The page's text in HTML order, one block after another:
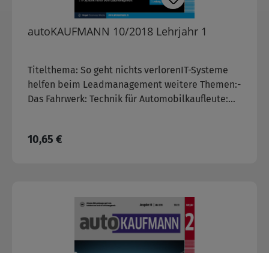
autoKAUFMANN 10/2018 Lehrjahr 1
Titelthema: So geht nichts verlorenIT-Systeme
helfen beim Leadmanagement weitere Themen:-
Das Fahrwerk: Technik für Automobilkaufleute:
Regulärer Preis:
10,65 €